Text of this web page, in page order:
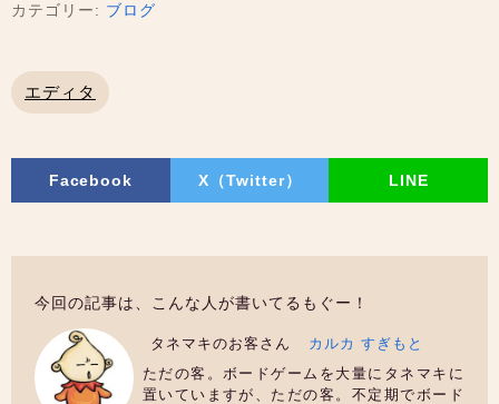
カテゴリー: ブログ
エディタ
Facebook X（Twitter） LINE
今回の記事は、こんな人が書いてるもぐー！
タネマキのお客さん
カルカ すぎもと
ただの客。ボードゲームを大量にタネマキに
置いていますが、ただの客。不定期でボード